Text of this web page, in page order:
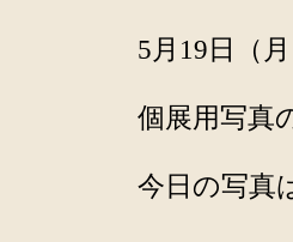
5月19日（月
個展用写真
今日の写真